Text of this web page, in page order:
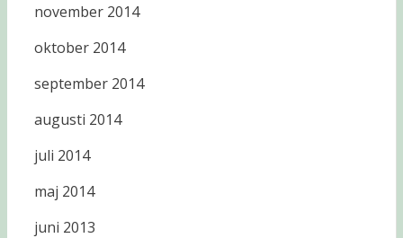
november 2014
oktober 2014
september 2014
augusti 2014
juli 2014
maj 2014
juni 2013